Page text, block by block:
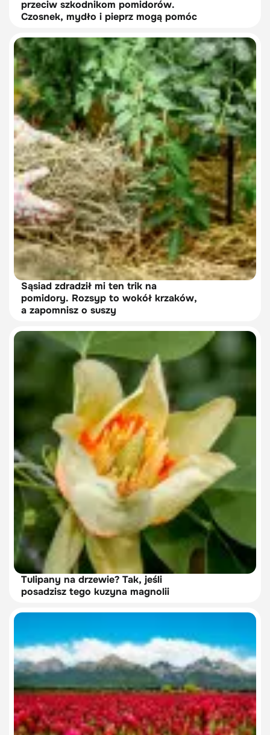
przeciw szkodnikom pomidorów.
Czosnek, mydło i pieprz mogą pomóc
Sąsiad zdradził mi ten trik na
pomidory. Rozsyp to wokół krzaków,
a zapomnisz o suszy
Tulipany na drzewie? Tak, jeśli
posadzisz tego kuzyna magnolii